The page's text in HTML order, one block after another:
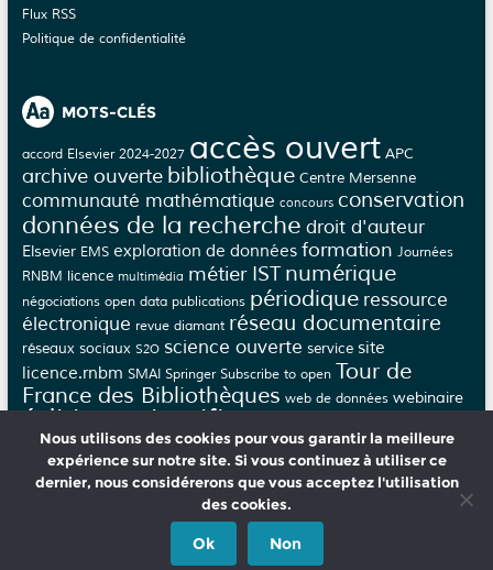
Flux RSS
Politique de confidentialité
MOTS-CLÉS
accord Elsevier 2024-2027 accès ouvert APC
archive ouverte bibliothèque Centre Mersenne
communauté mathématique concours conservation
données de la recherche droit d'auteur
Elsevier EMS exploration de données formation Journées
RNBM licence multimédia métier IST numérique
négociations open data publications périodique ressource
électronique revue diamant réseau documentaire
réseaux sociaux S2O science ouverte service site
licence.rnbm SMAI Springer Subscribe to open Tour de
France des Bibliothèques web de données webinaire
édition scientifique
épijournal épirevue éthique évaluation
CNRS MATHEMATIQUES PORTAIL MATH
Nous utilisons des cookies pour vous garantir la meilleure
expérience sur notre site. Si vous continuez à utiliser ce
dernier, nous considérerons que vous acceptez l'utilisation
des cookies.
Ok Non